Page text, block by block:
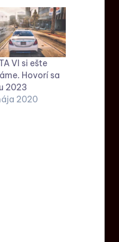
VI si ešte
Hovorí sa
2023
2020